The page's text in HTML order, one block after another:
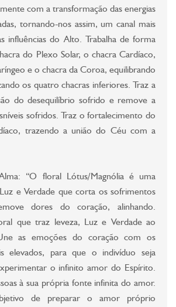
com a transformação das energias
tornando-nos assim, um canal mais
influências do Alto. Trabalha de forma
do Plexo Solar, o chacra Cardíaco,
e o chacra da Coroa, equilibrando
os quatro chacras inferiores. Traz a
do desequilíbrio sofrido e remove a
sofridos. Traz o fortalecimento do
trazendo a união do Céu com a
“O floral Lótus/Magnólia é uma
e Verdade que corta os sofrimentos
dores do coração, alinhando.
que traz leveza, Luz e Verdade ao
as emoções do coração com os
elevados, para que o indivíduo seja
o infinito amor do Espírito.
à sua própria fonte infinita do amor.
de preparar o amor próprio